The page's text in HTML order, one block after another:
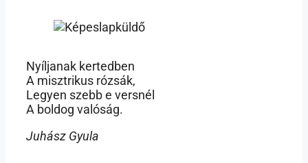
Nyíljanak kertedben
A misztrikus rózsák,
Legyen szebb e versnél
A boldog valóság.
Juhász Gyula